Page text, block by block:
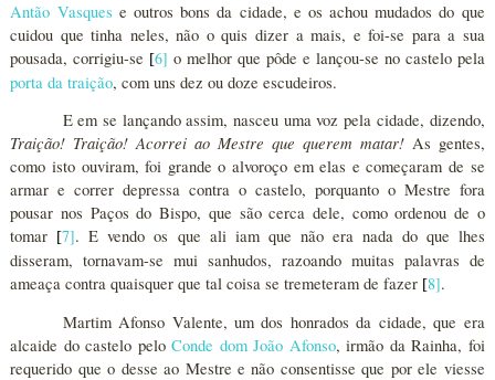
Antão Vasques e outros bons da cidade, e os achou mudados do que
cuidou que tinha neles, não o quis dizer a mais, e foi-se para a sua
pousada, corrigiu-se [6] o melhor que pôde e lançou-se no castelo pela
porta da traição, com uns dez ou doze escudeiros.
E em se lançando assim, nasceu uma voz pela cidade, dizendo,
Traição! Traição! Acorrei ao Mestre que querem matar!As gentes,
como isto ouviram, foi grande o alvoroço em elas e começaram de se
armar e correr depressa contra o castelo, porquanto o Mestre fora
pousar nos Paços do Bispo, que são cerca dele, como ordenou de o
tomar [7]. E vendo os que ali iam que não era nada do que lhes
disseram, tornavam-se mui sanhudos, razoando muitas palavras de
ameaça contra quaisquer que tal coisa se tremeteram de fazer [8].
Martim Afonso Valente, um dos honrados da cidade, que era
alcaide do castelo peloConde dom João Afonso, irmão da Rainha, foi
requerido que o desse ao Mestre e não consentisse que por ele viesse